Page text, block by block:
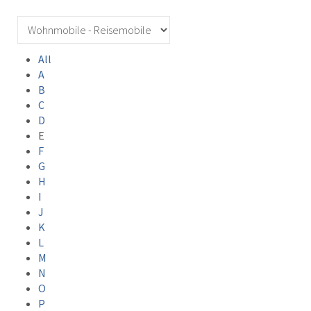
All
A
B
C
D
E
F
G
H
I
J
K
L
M
N
O
P